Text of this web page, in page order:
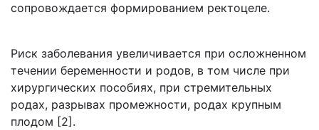
сопровождается формированием ректоцеле.
Риск заболевания увеличивается при осложненном
течении беременности и родов, в том числе при
хирургических пособиях, при стремительных
родах, разрывах промежности, родах крупным
плодом [2].